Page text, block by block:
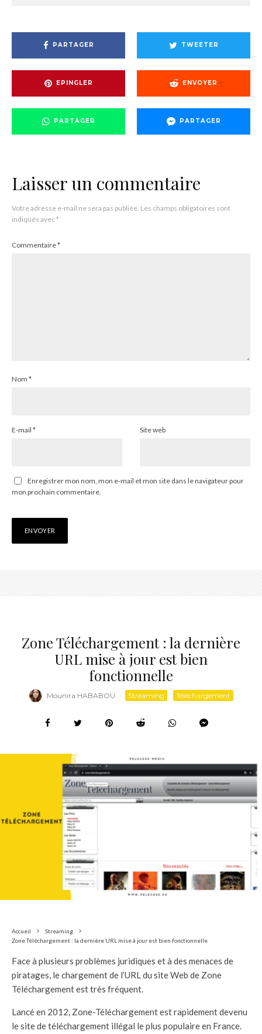
PARTAGER TWEETER
EPINGLER ENVOYER
PARTAGER PARTAGER
Laisser un commentaire
Votre adresse e-mail ne sera pas publiée. Les champs obligatoires sont
indiqués avec*
Commentaire*
Nom *
E-mail * Site web
Enregistrer mon nom, mon e-mail et mon site dans le navigateur pour
mon prochain commentaire.
Zone Téléchargement : la dernière
URL mise à jour est bien
fonctionnelle
Mounira HABABOU · Streaming Téléchargement
Accueil
Streaming
Zone Téléchargement : la dernière URL mise à jour est bien fonctionnelle
Face à plusieurs problèmes juridiques et à des menaces de
piratages, le chargement de l’URL du site Web de Zone
Téléchargement est très fréquent.
Lancé en 2012, Zone-Téléchargement est rapidement devenu
le site de téléchargement illégal le plus populaire en France.